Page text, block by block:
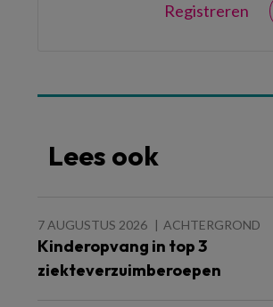
Registreren
Lees ook
7 AUGUSTUS 2026 ACHTERGROND
Kinderopvang in top 3
ziekteverzuimberoepen